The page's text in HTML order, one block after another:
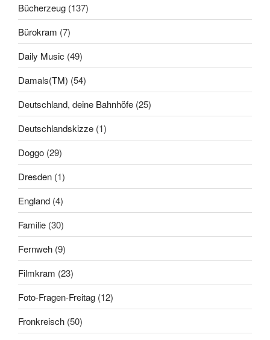
Bücherzeug (137)
Bürokram (7)
Daily Music (49)
Damals(TM) (54)
Deutschland, deine Bahnhöfe (25)
Deutschlandskizze (1)
Doggo (29)
Dresden (1)
England (4)
Familie (30)
Fernweh (9)
Filmkram (23)
Foto-Fragen-Freitag (12)
Fronkreisch (50)